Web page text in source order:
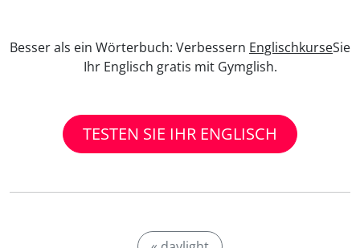
Besser als ein Wörterbuch: Verbessern EnglischkurseSie
Ihr Englisch gratis mit Gymglish.
TESTEN SIE IHR ENGLISCH